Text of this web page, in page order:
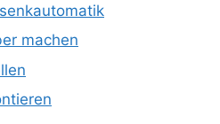
machen